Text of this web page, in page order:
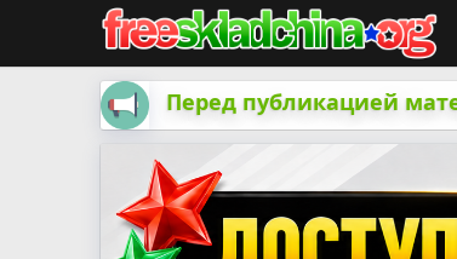
Перед публикацией